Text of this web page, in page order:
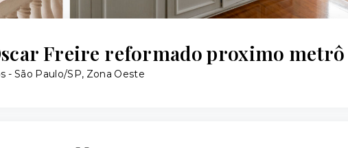
Freire reformado proximo metrô
- São Paulo/SP, Zona Oeste